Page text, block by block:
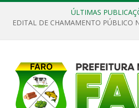
ÚLTIMAS